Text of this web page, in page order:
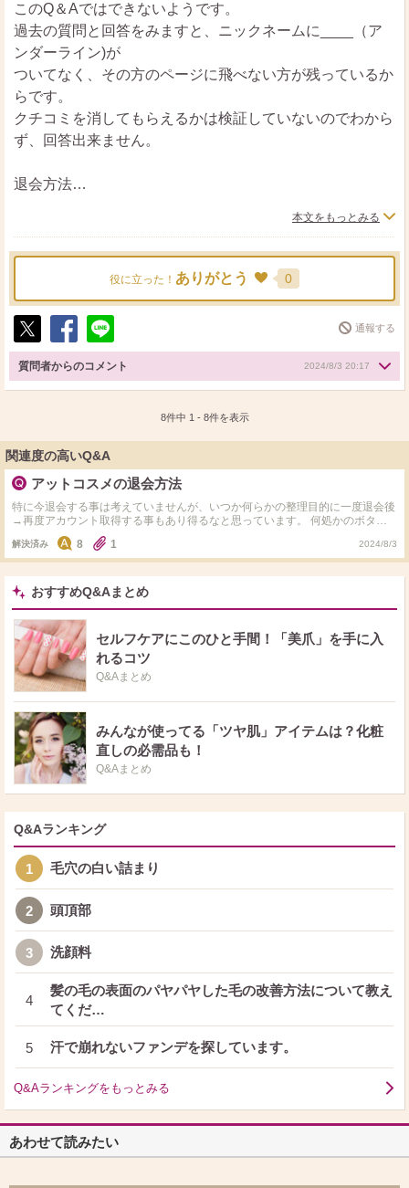
このQ＆Aではできないようです。
過去の質問と回答をみますと、ニックネームに____（ア
ンダーライン)が
ついてなく、その方のページに飛べない方が残っているか
らです。
クチコミを消してもらえるかは検証していないのでわから
ず、回答出来ません。
退会方法
退会フォーム
https://www.cosme.net/signup/cancel
それぞれに注意事項（課金しているサービスは別途退会の
要あり）をお読みください。
本文をもっとみる
役に立った！ ありがとう 0
ポ
ス
ト
シ
ェ
ア
送
る
通報する
質問者からのコメント 2024/8/3 20:17
8件中 1 - 8件を表示
関連度の高いQ&A
アットコスメの退会方法
特に今退会する事は考えていませんが、いつか何らかの整理目的に一度退会後
→再度アカウント取得する事もあり得るなと思っています。 何処かのボタン
を押すと簡単に退会になるとも聞きましたし、不安です（笑） 退会前に自分
の投稿を消してもらう申請をする、など上手な手順があれば教えてくださいま
せ。 解決済みでも有益な情報ならコメントくださって大丈夫です！
解決済み 8 1 2024/8/3
おすすめQ&Aまとめ
セルフケアにこのひと手間！「美爪」を手に入
れるコツ
Q&Aまとめ
みんなが使ってる「ツヤ肌」アイテムは？化粧
直しの必需品も！
Q&Aまとめ
Q&Aランキング
1 毛穴の白い詰まり
2 頭頂部
3 洗顔料
4
髪の毛の表面のパヤパヤした毛の改善方法について教え
てくだ…
5 汗で崩れないファンデを探しています。
Q&Aランキングをもっとみる
あわせて読みたい